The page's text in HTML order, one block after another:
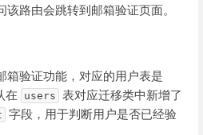
路由会跳转到邮箱验证页面。
箱验证功能，对应的用户表是
在 users 表对应迁移类中新增了
字段，用于判断用户是否已经验